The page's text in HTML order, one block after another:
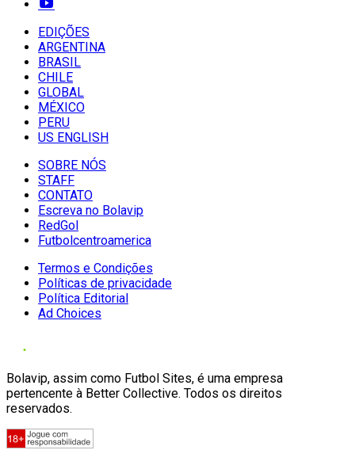
EDIÇÕES
ARGENTINA
BRASIL
CHILE
GLOBAL
MÉXICO
PERU
US ENGLISH
SOBRE NÓS
STAFF
CONTATO
Escreva no Bolavip
RedGol
Futbolcentroamerica
Termos e Condições
Políticas de privacidade
Política Editorial
Ad Choices
Bolavip, assim como Futbol Sites, é uma empresa
pertencente à Better Collective. Todos os direitos
reservados.